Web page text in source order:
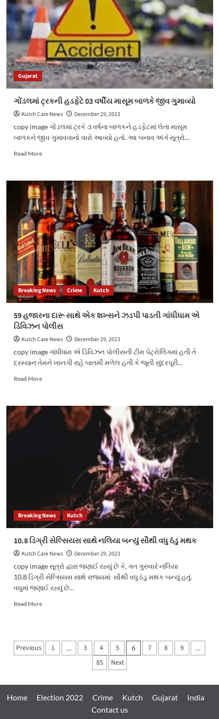
62
હજારના
વાયર
પર
હાથ
કરી
તસ્કરો
થયા
ફરાર
Gujarat
ગોંડલમાં ટ્રકની હડફેટે 03 વર્ષીય માસૂમ બાળકે જીવ ગુમાવ્યો
Kutch Care News
December 29, 2023
copy image ગોંડલમાં ટ્રકે ૩ વર્ષના બાળકને હડફેટમાં લેતા માસૂમ
બાળકને જીવ ગુમાવવાનો વારો આવ્યો હતો. આ બનાવ અંગે સૂત્રો...
Read MoreRead
ગોંડલમાં
ટ્રકની
હડફેટે
03
વર્ષીય
માસૂમ
બાળકે
જીવ
ગુમાવ્યો
Breaking News Crime Kutch
59 હજારના દારૂ સાથે એક શખ્સને ઝડપી પાડતી ગાંધીધામ એ
ડિવિઝન પોલીસ
Kutch Care News
December 29, 2023
copy image ગાંધીધામ એ ડિવિઝન પોલીસની ટીમ પેટ્રોલિંગમાં હતી તે
દરમ્યાન તેમને ખાનગી રાહે બાતમી મળેલ હતી કે જૂની સુંદરપૂરી...
Read MoreRead
59
પોલીસ
Breaking News Kutch
10.8 ડિગ્રી સેલ્સિયસ સાથે નલિયા બન્યું સૌથી વધુ ઠંડુ મથક
Kutch Care News
December 29, 2023
copy image સૂત્રો દ્વારા જણાઈ રહ્યું છે કે, ગત ગુરુવારે નલિયા
10.8 ડિગ્રી સેલ્સિયસ સાથે રાજ્યમાં સૌથી વધુ ઠંડુ મથક બન્યું હતું.
વધુમાં જણાઈ રહ્યું છે...
Read MoreRead
સાથે નલિયા
બન્યું
મથક
Posts
Previous 1 … 3 4 5 6 7 8 9 …
85 Next
Home Election 2022 Crime Kutch Gujarat
India
Contact us